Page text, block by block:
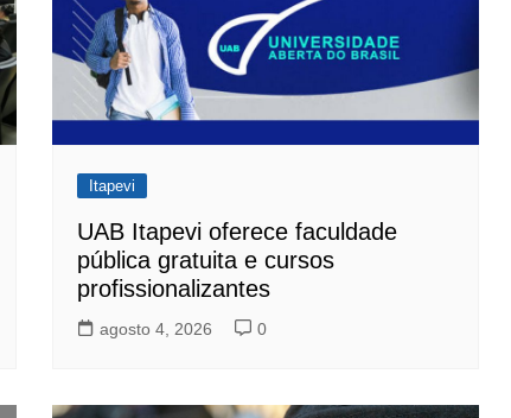
Itapevi
UAB Itapevi oferece faculdade
pública gratuita e cursos
profissionalizantes
agosto 4, 2026 0